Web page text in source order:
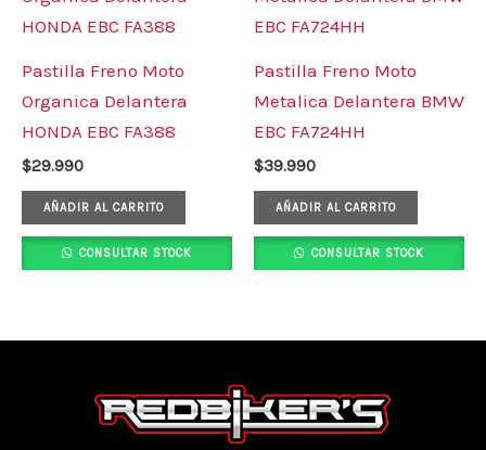
Pastilla Freno Moto
Organica Delantera
HONDA EBC FA388
$29.990
AÑADIR AL CARRITO
CONSULTAR STOCK
Pastilla Freno Moto
Metalica Delantera BMW
EBC FA724HH
$39.990
AÑADIR AL CARRITO
CONSULTAR STOCK